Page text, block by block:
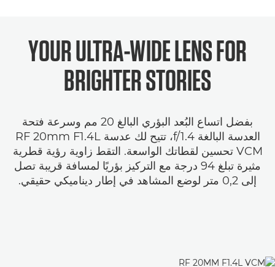
YOUR ULTRA-WIDE LENS FOR
BRIGHTER STORIES
بفضل اتساع البُعد البؤري البالغ 20 مم وسرعة فتحة
العدسة البالغة f/1.4، تتيح لك عدسة RF 20mm F1.4L
VCM تحسين لقطاتك الواسعة. التقط زاوية رؤية قطرية
مثيرة تبلغ 94 درجة مع التركيز بؤريًا لمسافة قريبة تصل
إلى 0,2 متر لوضع المشاهد في إطار ديناميكي حقيقي.